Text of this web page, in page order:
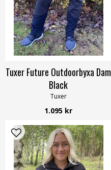
Tuxer Future Outdoorbyxa Dam
Black
Tuxer
1.095 kr